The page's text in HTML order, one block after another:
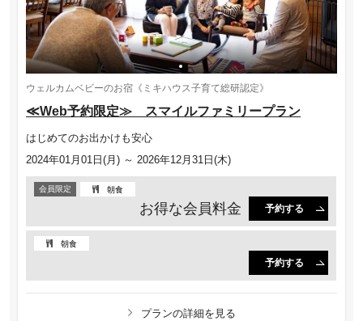
ウェルカムベビーのお宿《ミキハウス子育て総研認定》
≪Web予約限定≫ スマイルファミリープラン
はじめてのお出かけも安心
2024年01月01日(月) ～ 2026年12月31日(木)
会員限定 朝食
お得な会員料金 予約する
朝食
予約する
プランの詳細を見る